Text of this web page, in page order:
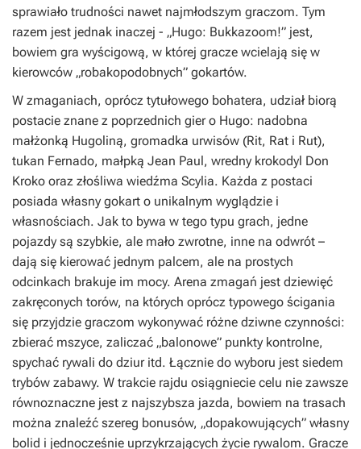
sprawiało trudności nawet najmłodszym graczom. Tym
razem jest jednak inaczej - „Hugo: Bukkazoom!” jest,
bowiem gra wyścigową, w której gracze wcielają się w
kierowców „robakopodobnych” gokartów.
W zmaganiach, oprócz tytułowego bohatera, udział biorą
postacie znane z poprzednich gier o Hugo: nadobna
małżonką Hugoliną, gromadka urwisów (Rit, Rat i Rut),
tukan Fernado, małpką Jean Paul, wredny krokodyl Don
Kroko oraz złośliwa wiedźma Scylia. Każda z postaci
posiada własny gokart o unikalnym wyglądzie i
własnościach. Jak to bywa w tego typu grach, jedne
pojazdy są szybkie, ale mało zwrotne, inne na odwrót –
dają się kierować jednym palcem, ale na prostych
odcinkach brakuje im mocy. Arena zmagań jest dziewięć
zakręconych torów, na których oprócz typowego ścigania
się przyjdzie graczom wykonywać różne dziwne czynności:
zbierać mszyce, zaliczać „balonowe” punkty kontrolne,
spychać rywali do dziur itd. Łącznie do wyboru jest siedem
trybów zabawy. W trakcie rajdu osiągniecie celu nie zawsze
równoznaczne jest z najszybsza jazda, bowiem na trasach
można znaleźć szereg bonusów, „dopakowujących” własny
bolid i jednocześnie uprzykrzających życie rywalom. Gracze